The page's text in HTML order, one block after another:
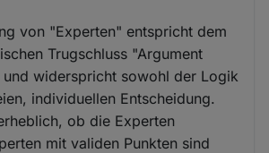
von "Experten" entspricht dem
Trugschluss "Argument
widerspricht sowohl der Logik
individuellen Entscheidung.
ob die Experten
mit validen Punkten sind